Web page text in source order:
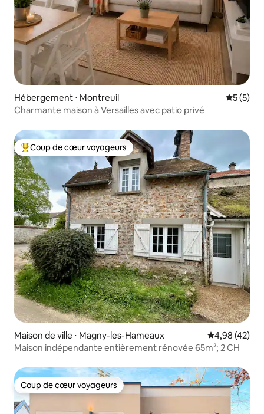
Hébergement ⋅ Montreuil
5 (5)
Charmante maison à Versailles avec patio privé
Coups de cœur voyageurs les plus appréciés
Coup de cœur voyageurs
Maison de ville ⋅ Magny-les-Hameaux Évaluation
4,98 (42)
Maison indépendante entièrement rénovée 65m²; 2 CH
Coup de cœur voyageurs
Coup de cœur voyageurs